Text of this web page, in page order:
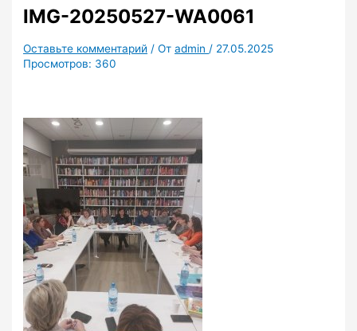
IMG-20250527-WA0061
Оставьте комментарий / Отadmin / 27.05.2025
Просмотров: 360